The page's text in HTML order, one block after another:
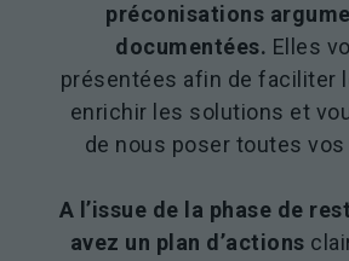
préconisations
documentées. Elles
présentées afin de faciliter
enrichir les solutions et
de nous poser toutes
A l’issue de la phase de
avez un plan d’actions